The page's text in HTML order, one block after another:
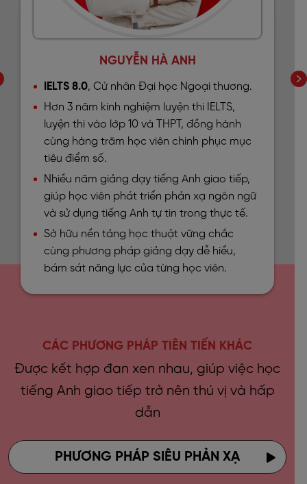
NGUYỄN HÀ ANH
IELTS 8.0, Cử nhân Đại học Ngoại thương.
Hơn 3 năm kinh nghiệm luyện thi IELTS,
luyện thi vào lớp 10 và THPT, đồng hành
cùng hàng trăm học viên chinh phục mục
tiêu điểm số.
Nhiều năm giảng dạy tiếng Anh giao tiếp,
giúp học viên phát triển phản xạ ngôn ngữ
và sử dụng tiếng Anh tự tin trong thực tế.
Sở hữu nền tảng học thuật vững chắc
cùng phương pháp giảng dạy dễ hiểu,
bám sát năng lực của từng học viên.
CÁC PHƯƠNG PHÁP TIÊN TIẾN KHÁC
Được kết hợp đan xen nhau, giúp việc học
tiếng Anh giao tiếp trở nên thú vị và hấp
dẫn
PHƯƠNG PHÁP SIÊU PHẢN XẠ